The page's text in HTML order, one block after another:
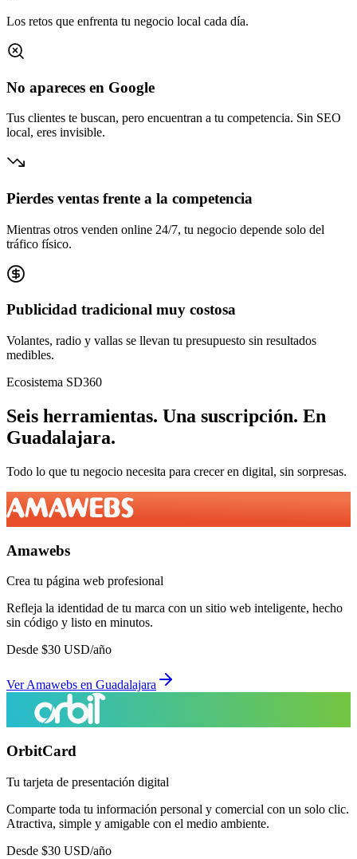
Los retos que enfrenta tu negocio local cada día.
No apareces en Google
Tus clientes te buscan, pero encuentran a tu competencia. Sin SEO
local, eres invisible.
Pierdes ventas frente a la competencia
Mientras otros venden online 24/7, tu negocio depende solo del
tráfico físico.
Publicidad tradicional muy costosa
Volantes, radio y vallas se llevan tu presupuesto sin resultados
medibles.
Ecosistema SD360
Seis herramientas. Una suscripción. En
Guadalajara.
Todo lo que tu negocio necesita para crecer en digital, sin sorpresas.
Amawebs
Crea tu página web profesional
Refleja la identidad de tu marca con un sitio web inteligente, hecho
sin código y listo en minutos.
Desde $30 USD/año
VerAmawebs en Guadalajara
OrbitCard
Tu tarjeta de presentación digital
Comparte toda tu información personal y comercial con un solo clic.
Atractiva, simple y amigable con el medio ambiente.
Desde $30 USD/año